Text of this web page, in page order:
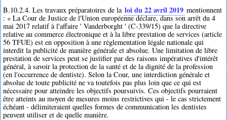
B.10.2.4. Les travaux préparatoires de la loi du 22 avril 2019 mentionnent
: « La Cour de Justice de l'Union européenne déclare, dans son arrêt du 4
mai 2017 relatif à l'affaire ' Vanderborght ' (C-339/15) que la directive
relative au commerce électronique et à la libre prestation de services (article
56 TFUE) est en opposition à une réglementation légale nationale qui
interdit la publicité de manière générale et absolue. Une limitation de libre
prestation de services peut se justifier par des raisons impératives d'intérêt
général, à savoir la protection de la santé et de la dignité de la profession
(en l'occurrence de dentiste). Selon la Cour, une interdiction générale et
absolue de toute publicité ne va toutefois pas plus loin que ce qui est
nécessaire pour atteindre les objectifs poursuivis. Ces objectifs pourraient
être atteints au moyen de mesures moins restrictives qui - le cas strictement
échéant - délimiteraient quelles formes de communication les dentistes
peuvent utiliser et de quelle manière.